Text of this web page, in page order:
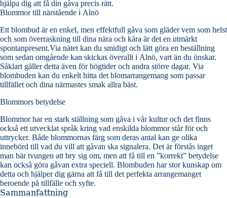
hjälpa dig att få din gåva precis rätt.
Blommor till närstående i Alnö
Ett blombud är en enkel, men effektfull gåva som gläder vem som helst
och som överraskning till dina nära och kära är det en utmärkt
spontanpresent.Via nätet kan du smidigt och lätt göra en beställning
som sedan omgående kan skickas överallt i Alnö, vart än du önskar.
Såklart gäller detta även för högtider och andra större dagar. Via
blombuden kan du enkelt hitta det blomarrangemang som passar
tillfället och dina närmastes smak allra bäst.
Blommors betydelse
Blommor har en stark ställning som gåva i vår kultur och det finns
också ett utvecklat språk kring vad enskilda blommor står för och
uttrycker. Både blommornas färg som deras antal kan ge olika
innebörd till vad du vill att gåvan ska signalera. Det är förstås inget
man bär tvungen att bry sig om, men att få till en ”korrekt” betydelse
kan också göra gåvan extra speciell. Blombuden har stor kunskap om
detta och hjälper dig gärna att få till det perfekta arrangemanget
beroende på tillfälle och syfte.
Sammanfattning